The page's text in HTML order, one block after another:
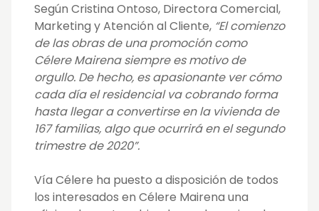
Según Cristina Ontoso, Directora Comercial,
Marketing y Atención al Cliente, “El comienzo
de las obras de una promoción como
Célere Mairena siempre es motivo de
orgullo. De hecho, es apasionante ver cómo
cada día el residencial va cobrando forma
hasta llegar a convertirse en la vivienda de
167 familias, algo que ocurrirá en el segundo
trimestre de 2020”.
Vía Célere ha puesto a disposición de todos
los interesados en Célere Mairena una